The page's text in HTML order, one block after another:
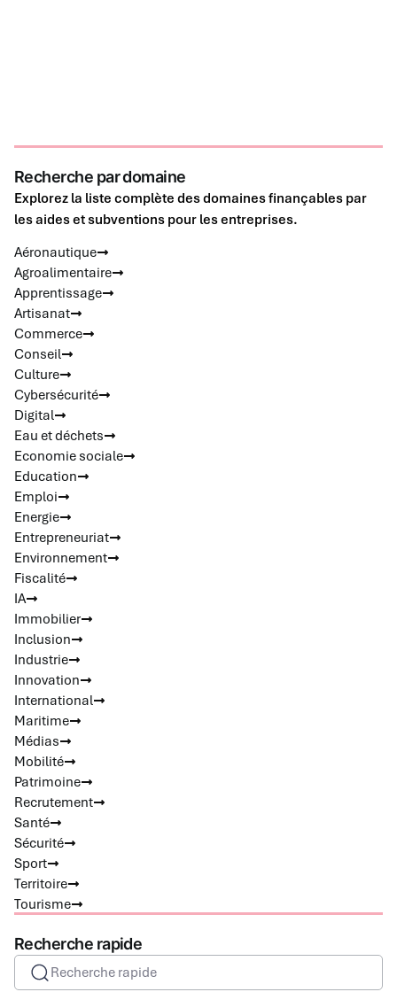
Recherche par domaine
Explorez la liste complète des domaines finançables par
les aides et subventions pour les entreprises.
Aéronautique
Agroalimentaire
Apprentissage
Artisanat
Commerce
Conseil
Culture
Cybersécurité
Digital
Eau et déchets
Economie sociale
Education
Emploi
Energie
Entrepreneuriat
Environnement
Fiscalité
IA
Immobilier
Inclusion
Industrie
Innovation
International
Maritime
Médias
Mobilité
Patrimoine
Recrutement
Santé
Sécurité
Sport
Territoire
Tourisme
Recherche rapide
Recherche rapide